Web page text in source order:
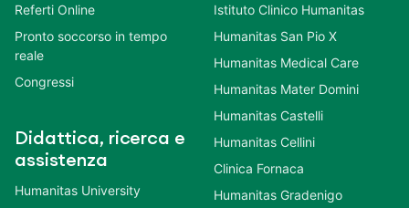
Referti Online
Pronto soccorso in tempo
reale
Congressi
Didattica, ricerca e
assistenza
Humanitas University
Istituto Clinico Humanitas
Humanitas San Pio X
Humanitas Medical Care
Humanitas Mater Domini
Humanitas Castelli
Humanitas Cellini
Clinica Fornaca
Humanitas Gradenigo